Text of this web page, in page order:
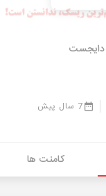
7 سال پیش
کامنت ها